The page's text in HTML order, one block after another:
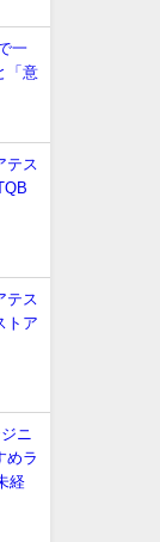
一
「意
テス
テス
トア
ニ
めラ
経